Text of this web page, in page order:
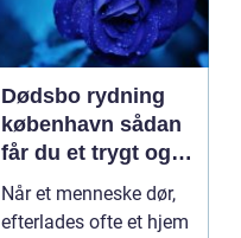
Dødsbo rydning
københavn sådan
får du et trygt og
professionelt
forløb
Når et menneske dør,
efterlades ofte et hjem